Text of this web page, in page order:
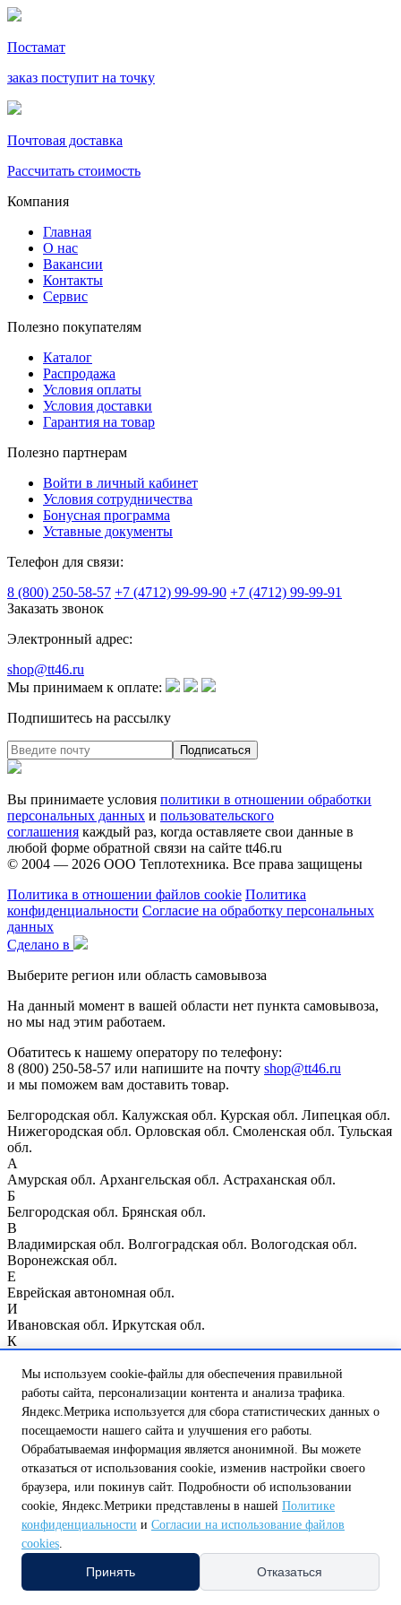
Постамат
заказ поступит на точку
Почтовая доставка
Рассчитать стоимость
Компания
Главная
О нас
Вакансии
Контакты
Сервис
Полезно покупателям
Каталог
Распродажа
Условия оплаты
Условия доставки
Гарантия на товар
Полезно партнерам
Войти в личный кабинет
Условия сотрудничества
Бонусная программа
Уставные документы
Телефон для связи:
8 (800) 250-58-57 +7 (4712) 99-99-90 +7 (4712) 99-99-91
Заказать звонок
Электронный адрес:
shop@tt46.ru
Мы принимаем к оплате:
Подпишитесь на рассылку
Вы принимаете условия политики в отношении обработки
персональных данных и пользовательского
соглашения каждый раз, когда оставляете свои данные в
любой форме обратной связи на сайте tt46.ru
© 2004 — 2026 ООО Теплотехника. Все права защищены
Политика в отношении файлов cookie Политика
конфиденциальности Согласие на обработку персональных
данных
Сделано в
Выберите регион или область самовывоза
На данный момент в вашей области нет пункта самовывоза,
но мы над этим работаем.
Обатитесь к нашему оператору по телефону:
8 (800) 250-58-57 или напишите на почту shop@tt46.ru
и мы поможем вам доставить товар.
Белгородская обл. Калужская обл. Курская обл. Липецкая обл.
Нижегородская обл. Орловская обл. Смоленская обл. Тульская
обл.
А
Амурская обл. Архангельская обл. Астраханская обл.
Б
Белгородская обл. Брянская обл.
В
Владимирская обл. Волгоградская обл. Вологодская обл.
Воронежская обл.
Е
Еврейская автономная обл.
И
Ивановская обл. Иркутская обл.
К
обл. Кировская обл. Костромская обл. Курганская обл.
Курская обл.
Ленинградская обл.
Липецкая обл.
Магаданская обл. Москва Москва и Московская обл.
Мурманская обл.
Нижегородская обл. Нижний Новгород Новгородская обл.
Новосибирская обл.
Омская обл. Оренбургская обл. Орловская обл.
Пензенская обл.
Псковская обл.
Мы используем cookie-файлы для обеспечения правильной
работы сайта, персонализации контента и анализа трафика.
Яндекс.Метрика используется для сбора статистических данных о
посещаемости нашего сайта и улучшения его работы.
Обрабатываемая информация является анонимной. Вы можете
отказаться от использования cookie, изменив настройки своего
браузера, или покинув сайт. Подробности об использовании
cookie, Яндекс.Метрики представлены в нашей Политике
конфиденциальности и Согласии на использование файлов
cookies.
Принять Отказаться